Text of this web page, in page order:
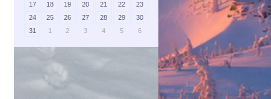
17
18 19 20 21 22
23
24
25 26 27 28 29
30
31
1 2 3 4 5 6